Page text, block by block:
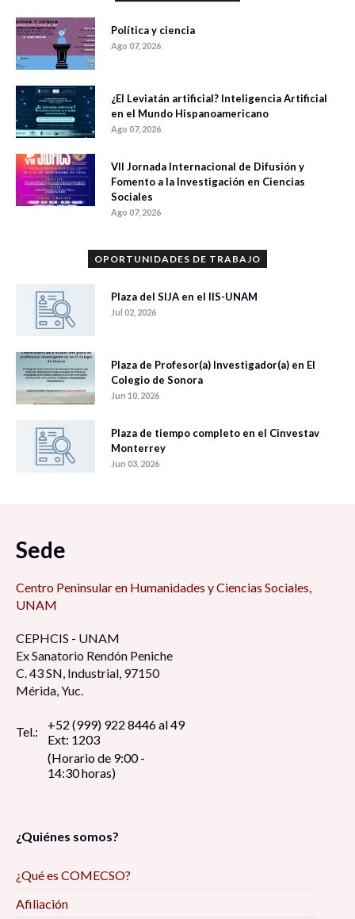
Política y ciencia
Ago 07, 2026
¿El Leviatán artificial? Inteligencia Artificial
en el Mundo Hispanoamericano
Ago 07, 2026
VII Jornada Internacional de Difusión y
Fomento a la Investigación en Ciencias
Sociales
Ago 07, 2026
OPORTUNIDADES DE TRABAJO
Plaza del SIJA en el IIS-UNAM
Jul 02, 2026
Plaza de Profesor(a) Investigador(a) en El
Colegio de Sonora
Jun 10, 2026
Plaza de tiempo completo en el Cinvestav
Monterrey
Jun 03, 2026
Sede
Centro Peninsular en Humanidades y Ciencias Sociales,
UNAM
CEPHCIS - UNAM
Ex Sanatorio Rendón Peniche
C. 43 SN, Industrial, 97150
Mérida, Yuc.
Tel.:
+52 (999) 922 8446 al 49
Ext: 1203
(Horario de 9:00 -
14:30 horas)
¿Quiénes somos?
¿Qué es COMECSO?
Afiliación